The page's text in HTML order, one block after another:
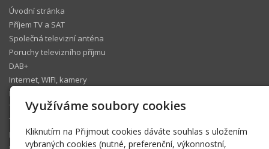
Úvodní stránka
Příjem TV a SAT
Společná televizní anténa
Poruchy televizního příjmu
DAB+
Internet, WIFI, kamery
IP telefonie
Televizní operátoři
Technický koutek
Ke stažení
Využíváme soubory cookies
Kliknutím na Přijmout cookies dáváte souhlas s uložením
vybraných cookies (nutné, preferenční, výkonnostní,